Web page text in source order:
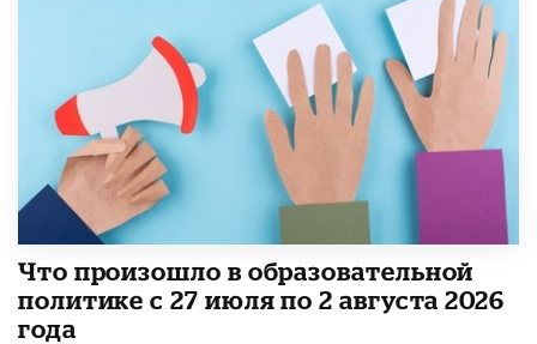
​Что произошло в образовательной
политике с 27 июля по 2 августа 2026
года